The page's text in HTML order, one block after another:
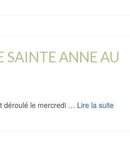
SAINTE ANNE AU
déroulé le mercredi … Lire la suite